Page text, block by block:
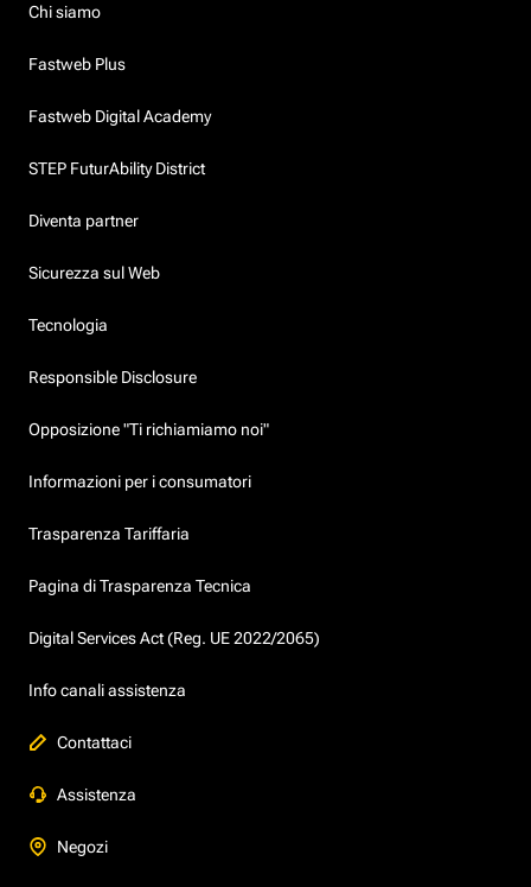
Chi siamo
Fastweb Plus
Fastweb Digital Academy
STEP FuturAbility District
Diventa partner
Sicurezza sul Web
Tecnologia
Responsible Disclosure
Opposizione "Ti richiamiamo noi"
Informazioni per i consumatori
Trasparenza Tariffaria
Pagina di Trasparenza Tecnica
Digital Services Act (Reg. UE 2022/2065)
Info canali assistenza
Contattaci
Assistenza
Negozi